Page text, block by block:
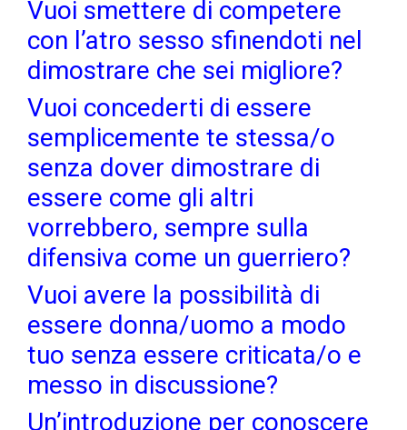
Vuoi smettere di competere
con l’atro sesso sfinendoti nel
dimostrare che sei migliore?
Vuoi concederti di essere
semplicemente te stessa/o
senza dover dimostrare di
essere come gli altri
vorrebbero, sempre sulla
difensiva come un guerriero?
Vuoi avere la possibilità di
essere donna/uomo a modo
tuo senza essere criticata/o e
messo in discussione?
Un’introduzione per conoscere